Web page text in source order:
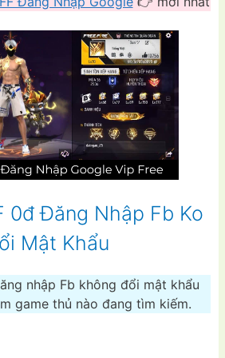
0đ Đăng Nhập Fb Ko
Mật Khẩu
nhập Fb không đổi mật khẩu
game thủ nào đang tìm kiếm.